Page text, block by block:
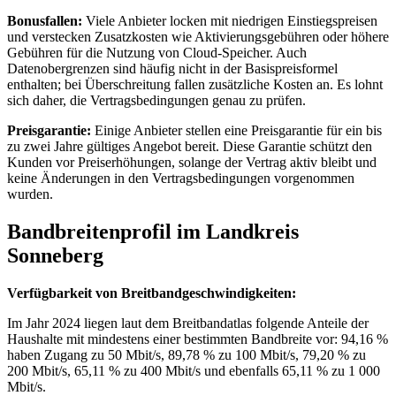
Bonusfallen: Viele Anbieter locken mit niedrigen Einstiegspreisen
und verstecken Zusatzkosten wie Aktivierungsgebühren oder höhere
Gebühren für die Nutzung von Cloud‑Speicher. Auch
Datenobergrenzen sind häufig nicht in der Basispreisformel
enthalten; bei Überschreitung fallen zusätzliche Kosten an. Es lohnt
sich daher, die Vertragsbedingungen genau zu prüfen.
Preisgarantie: Einige Anbieter stellen eine Preisgarantie für ein bis
zu zwei Jahre gültiges Angebot bereit. Diese Garantie schützt den
Kunden vor Preiserhöhungen, solange der Vertrag aktiv bleibt und
keine Änderungen in den Vertragsbedingungen vorgenommen
wurden.
Bandbreitenprofil im Landkreis
Sonneberg
Verfügbarkeit von Breitbandgeschwindigkeiten:
Im Jahr 2024 liegen laut dem Breitbandatlas folgende Anteile der
Haushalte mit mindestens einer bestimmten Bandbreite vor: 94,16 %
haben Zugang zu 50 Mbit/s, 89,78 % zu 100 Mbit/s, 79,20 % zu
200 Mbit/s, 65,11 % zu 400 Mbit/s und ebenfalls 65,11 % zu 1 000
Mbit/s.